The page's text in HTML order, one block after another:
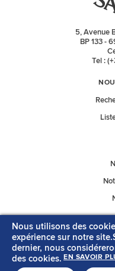
5, Avenue
BP 133 -
Tel :
Nous utilisons des
expérience sur notre
dernier, nous
des cookies. EN SAVOIR